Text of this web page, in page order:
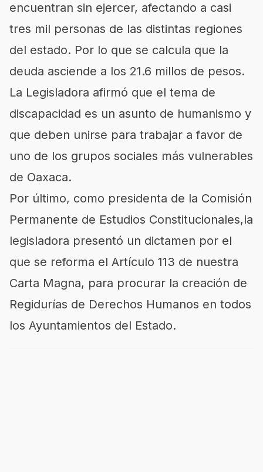
encuentran sin ejercer, afectando a casi
tres mil personas de las distintas regiones
del estado. Por lo que se calcula que la
deuda asciende a los 21.6 millos de pesos.
La Legisladora afirmó que el tema de
discapacidad es un asunto de humanismo y
que deben unirse para trabajar a favor de
uno de los grupos sociales más vulnerables
de Oaxaca.
Por último, como presidenta de la Comisión
Permanente de Estudios Constitucionales,la
legisladora presentó un dictamen por el
que se reforma el Artículo 113 de nuestra
Carta Magna, para procurar la creación de
Regidurías de Derechos Humanos en todos
los Ayuntamientos del Estado.